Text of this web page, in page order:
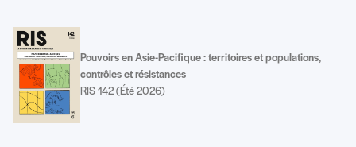
Pouvoirs en Asie-Pacifique : territoires et populations,
contrôles et résistances
RIS 142 (Été 2026)